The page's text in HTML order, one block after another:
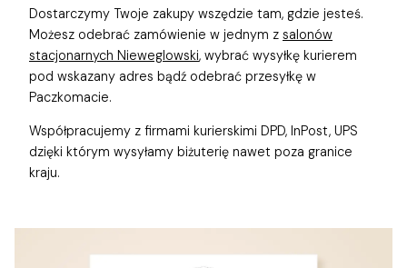
Dostarczymy Twoje zakupy wszędzie tam, gdzie jesteś.
Możesz odebrać zamówienie w jednym z salonów
stacjonarnych Nieweglowski, wybrać wysyłkę kurierem
pod wskazany adres bądź odebrać przesyłkę w
Paczkomacie.
Współpracujemy z firmami kurierskimi DPD, InPost, UPS
dzięki którym wysyłamy biżuterię nawet poza granice
kraju.